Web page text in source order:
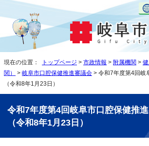
現在の位置： トップページ > 市政情報 > 附属機関 >
関）
> 岐阜市口腔保健推進審議会 > 令和7年度第4回岐
（令和8年1月23日）
令和7年度第4回岐阜市口腔保健推
（令和8年1月23日）